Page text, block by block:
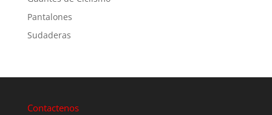
Pantalones
Sudaderas
Contactenos